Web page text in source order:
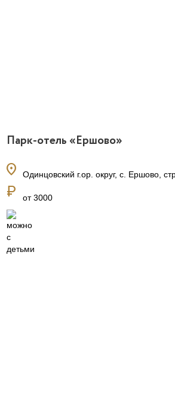
Парк-отель «Ершово»
location_on
Одинцовский г.ор. округ, с. Ершово,
currency_ruble от 3000